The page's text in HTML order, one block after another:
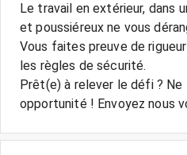
Le travail en extérieur, dans
et poussiéreux ne vous
Vous faites preuve de
les règles de sécurité.
Prêt(e) à relever le défi ?
opportunité ! Envoyez nous